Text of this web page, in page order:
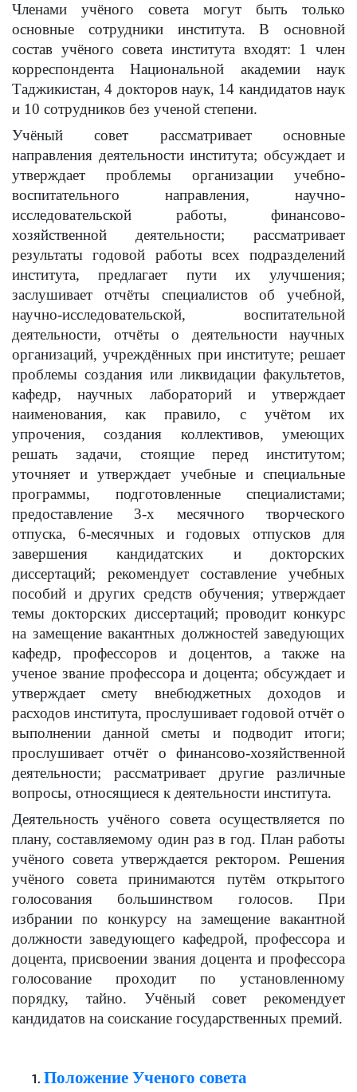
Членами учёного совета могут быть только
основные сотрудники института. В основной
состав учёного совета института входят: 1 член
корреспондента Национальной академии наук
Таджикистан, 4 докторов наук, 14 кандидатов наук
и 10 сотрудников без ученой степени.
Учёный совет рассматривает основные
направления деятельности института; обсуждает и
утверждает проблемы организации учебно-
воспитательного направления, научно-
исследовательской работы, финансово-
хозяйственной деятельности; рассматривает
результаты годовой работы всех подразделений
института, предлагает пути их улучшения;
заслушивает отчёты специалистов об учебной,
научно-исследовательской, воспитательной
деятельности, отчёты о деятельности научных
организаций, учреждённых при институте; решает
проблемы создания или ликвидации факультетов,
кафедр, научных лабораторий и утверждает
наименования, как правило, с учётом их
упрочения, создания коллективов, умеющих
решать задачи, стоящие перед институтом;
уточняет и утверждает учебные и специальные
программы, подготовленные специалистами;
предоставление 3-х месячного творческого
отпуска, 6-месячных и годовых отпусков для
завершения кандидатских и докторских
диссертаций; рекомендует составление учебных
пособий и других средств обучения; утверждает
темы докторских диссертаций; проводит конкурс
на замещение вакантных должностей заведующих
кафедр, профессоров и доцентов, а также на
ученое звание профессора и доцента; обсуждает и
утверждает смету внебюджетных доходов и
расходов института, прослушивает годовой отчёт о
выполнении данной сметы и подводит итоги;
прослушивает отчёт о финансово-хозяйственной
деятельности; рассматривает другие различные
вопросы, относящиеся к деятельности института.
Деятельность учёного совета осуществляется по
плану, составляемому один раз в год. План работы
учёного совета утверждается ректором. Решения
учёного совета принимаются путём открытого
голосования большинством голосов. При
избрании по конкурсу на замещение вакантной
должности заведующего кафедрой, профессора и
доцента, присвоении звания доцента и профессора
голосование проходит по установленному
порядку, тайно. Учёный совет рекомендует
кандидатов на соискание государственных премий.
Положение Ученого совета